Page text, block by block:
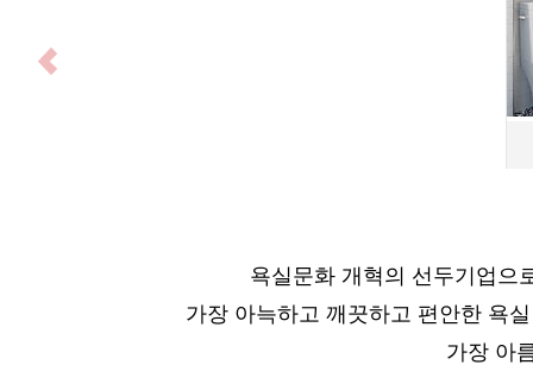
욕실문화 개혁의 선두기업으
가장 아늑하고 깨끗하고 편안한 욕
가장 아